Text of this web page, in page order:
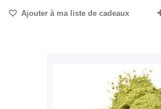
Ajouter à ma liste de cadeaux